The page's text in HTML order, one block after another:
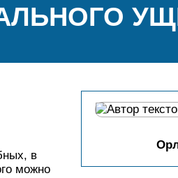
в
можно